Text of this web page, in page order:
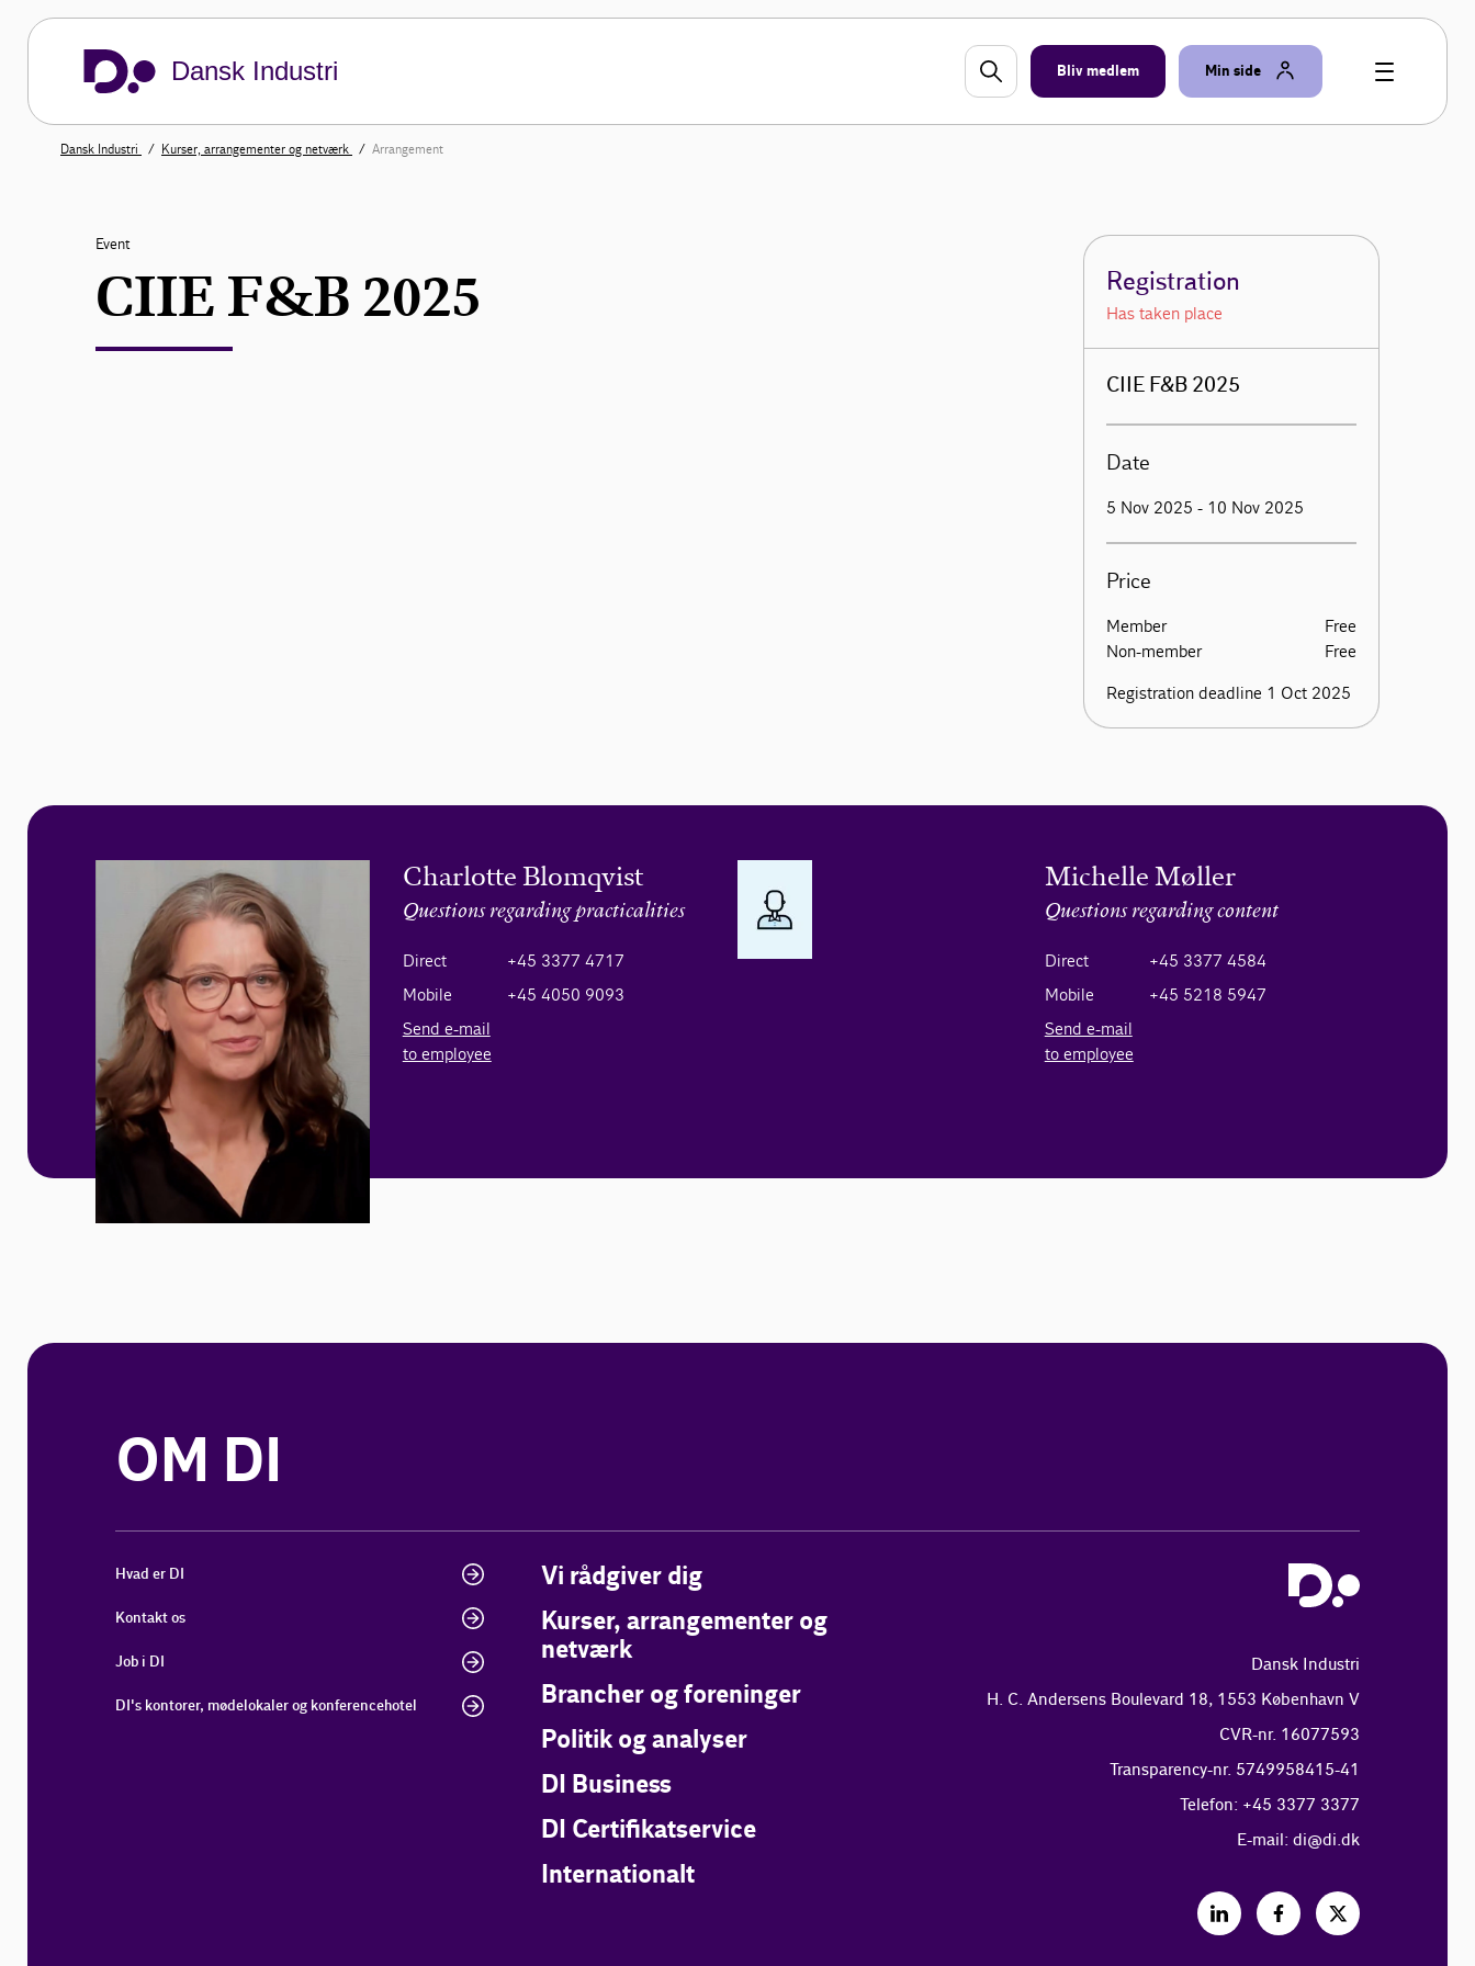
Dansk Industri Bliv medlem Min side
Dansk Industri Kurser, arrangementer og netværk Arrangement
Event
CIIE F&B 2025 Registration
Has taken place
CIIE F&B 2025
Date
5 Nov 2025 - 10 Nov 2025
Price
Member
Free
Non-member
Free
Registration deadline 1 Oct 2025
Charlotte Blomqvist
Questions regarding practicalities
Direct
+45 3377 4717
Mobile
+45 4050 9093
Send e-mail
to employee
Michelle Møller
Questions regarding content
Direct
+45 3377 4584
Mobile
+45 5218 5947
Send e-mail
to employee
OM DI
Hvad er DI
Kontakt os
Job i DI
DI's kontorer, mødelokaler og konferencehotel
Vi rådgiver dig
Kurser, arrangementer og
netværk
Brancher og foreninger
Politik og analyser
DI Business
DI Certifikatservice
Internationalt
Dansk Industri
H. C. Andersens Boulevard 18, 1553 København V
CVR-nr. 16077593
Transparency-nr. 5749958415-41
Telefon: +45 3377 3377
E-mail: di@di.dk